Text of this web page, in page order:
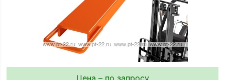
Цена – по запросу